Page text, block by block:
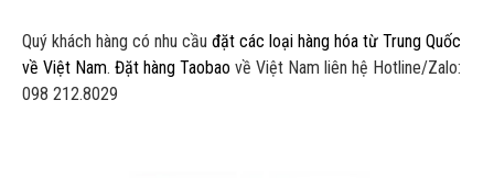
Quý khách hàng có nhu cầu đặt các loại hàng hóa từ Trung Quốc
về Việt Nam. Đặt hàng Taobao về Việt Nam liên hệ Hotline/Zalo:
098 212.8029